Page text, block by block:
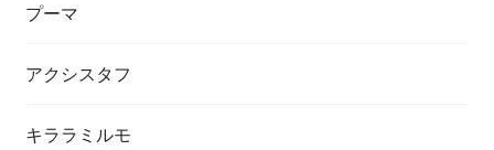
プーマ
アクシスタフ
キララミルモ